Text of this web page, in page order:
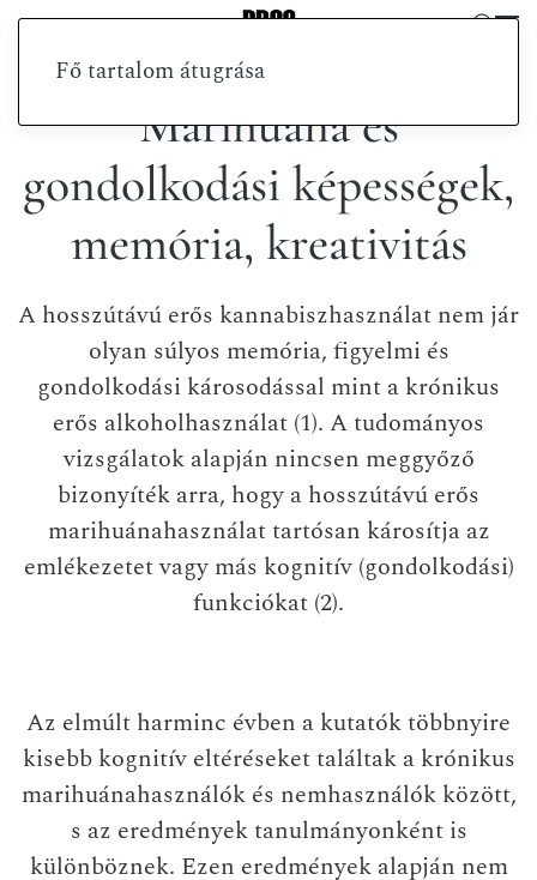
Fő tartalom átugrása
Marihuána és
gondolkodási képességek,
memória, kreativitás
A hosszútávú erős kannabiszhasználat nem jár
olyan súlyos memória, figyelmi és
gondolkodási károsodással mint a krónikus
erős alkoholhasználat (1). A tudományos
vizsgálatok alapján nincsen meggyőző
bizonyíték arra, hogy a hosszútávú erős
marihuánahasználat tartósan károsítja az
emlékezetet vagy más kognitív (gondolkodási)
funkciókat (2).
Az elmúlt harminc évben a kutatók többnyire
kisebb kognitív eltéréseket találtak a krónikus
marihuánahasználók és nemhasználók között,
s az eredmények tanulmányonként is
különböznek. Ezen eredmények alapján nem